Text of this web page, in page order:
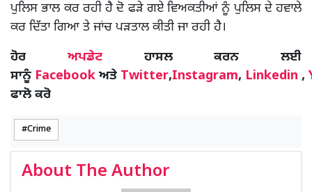
ਪੁਲਿਸ ਭਾਲ ਕਰ ਰਹੀ ਹੈ ਦੋ ਫੜੇ ਗਏ ਵਿਅਕਤੀਆਂ ਨੂੰ ਪੁਲਿਸ ਦੇ ਹਵਾਲੇ
ਕਰ ਦਿੱਤਾ ਗਿਆ ਤੇ ਜਾਂਚ ਪੜਤਾਲ ਕੀਤੀ ਜਾ ਰਹੀ ਹੈ।
ਹੋਰ ਅਪਡੇਟਹਾਸਲ ਕਰਨ ਲਈ
ਸਾਨੂੰ Facebook ਅਤੇ Twitter,Instagram, Linkedin ,
ਫਾਲੋ ਕਰੋ
Crime
About The Author